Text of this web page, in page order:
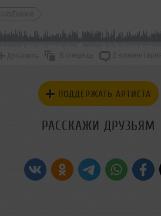
Dance
Добавить В очередь 2 комментария
ПОДДЕРЖАТЬ АРТИСТА
РАССКАЖИ ДРУЗЬЯМ